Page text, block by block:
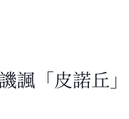
諷「皮諾丘